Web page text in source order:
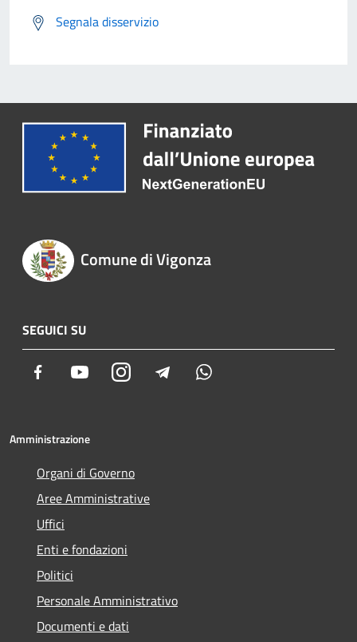
Segnala disservizio
Comune di Vigonza
SEGUICI SU
Facebook YoutubeInstagram Telegram
Amministrazione
Organi di Governo
Aree Amministrative
Uffici
Enti e fondazioni
Politici
Personale Amministrativo
Documenti e dati